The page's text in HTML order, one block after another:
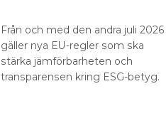
Från och med den andra juli 2026
gäller nya EU-regler som ska
stärka jämförbarheten och
transparensen kring ESG-betyg.